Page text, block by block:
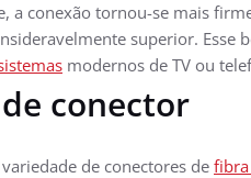
a conexão tornou-se mais
superior. Esse
modernos de TV ou
conector
de conectores de